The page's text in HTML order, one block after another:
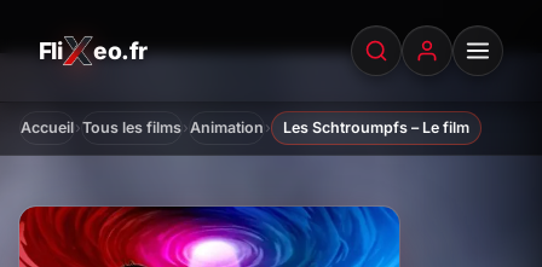
Fli eo.fr
FliXeo.fr
Accueil
Accueil›Tous les films›Animation › Les Schtroumpfs – Le film